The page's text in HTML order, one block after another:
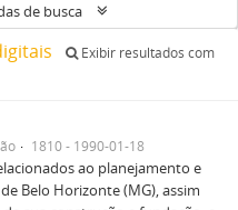
de busca
Exibir resultados com
1810 - 1990-01-18
ao planejamento e
Belo Horizonte (MG), assim